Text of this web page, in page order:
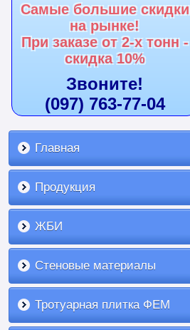
Самые большие скидки
на рынке!
При заказе от 2-х тонн -
скидка 10%
Звоните!
(097) 763-77-04
Главная
Продукция
ЖБИ
Стеновые материалы
Тротуарная плитка ФЕМ